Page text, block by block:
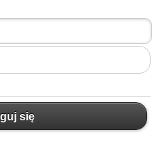
się